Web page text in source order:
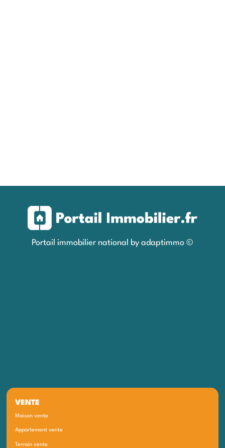
Portail immobilier national by adaptimmo ©
VENTE
Maison vente
Appartement vente
Terrain vente